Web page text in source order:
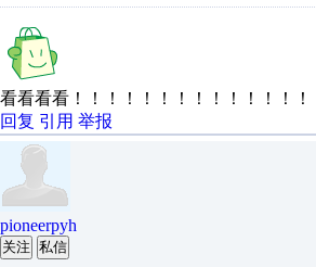
看看看看！！！！！！！！！！！！！！
回复 引用 举报
pioneerpyh
关注 私信